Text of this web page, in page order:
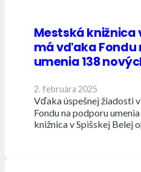
Mestská knižnica
má vďaka Fondu
umenia 138
2. februára 2025
Vďaka úspešnej žiadosti
Fondu na podporu
knižnica v Spišskej Belej